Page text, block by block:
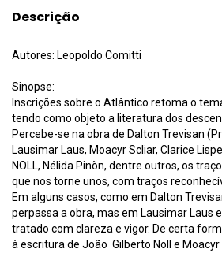
Descrição
Autores: Leopoldo Comitti
Sinopse:
Inscrições sobre o Atlântico retoma o
tendo como objeto a literatura dos
Percebe-se na obra de Dalton Trevisan
Lausimar Laus, Moacyr Scliar, Clarice
NOLL, Nélida Pinõn, dentre outros, os
que nos torne unos, com traços
Em alguns casos, como em Dalton
perpassa a obra, mas em Lausimar Laus
tratado com clareza e vigor. De certa
à escritura de João Gilberto Noll e